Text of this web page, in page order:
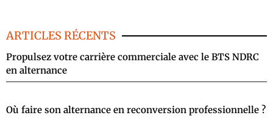
ARTICLES RÉCENTS
Propulsez votre carrière commerciale avec le BTS NDRC
en alternance
Où faire son alternance en reconversion professionnelle ?